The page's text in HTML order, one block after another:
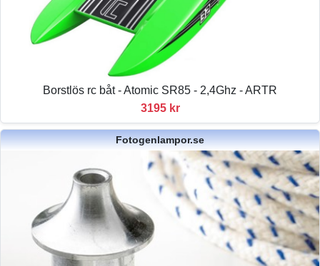
Borstlös rc båt - Atomic SR85 - 2,4Ghz - ARTR
3195 kr
Fotogenlampor.se